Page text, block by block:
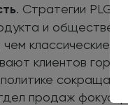
. Стратегии PLG
и
классические
клиентов
продаж